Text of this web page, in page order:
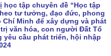
học tập chuyên đề “Học tập
tư tưởng, đạo đức, phong
Chí Minh để xây dựng và phát
văn hóa, con người Đất Tổ
yêu cầu phát triển, hội nhập